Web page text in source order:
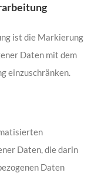
ist die Markierung
Daten mit dem
einzuschränken.
Daten, die darin
Daten